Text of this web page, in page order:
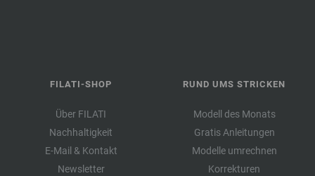
FILATI-SHOP
Über FILATI
Nachhaltigkeit
E-Mail & Kontakt
Newsletter
RUND UMS STRICKEN
Modell des Monats
Gratis Anleitungen
Modelle umrechnen
Korrekturen